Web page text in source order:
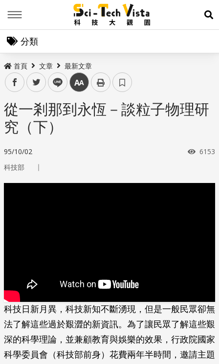
展
分類
首頁 文章 最新文章
facebooktwitter line 中
從一剎那到永恆－談粒子物理研
究（下）
95/10/02 瀏覽
6153
科技部 ｜
科技日新月異，科技新知不斷湧現，但是一般民眾卻無
法了解這些過於艱澀的新資訊。為了讓民眾了解這些艱
深的科學理論，並兼顧教育與娛樂的效果，行政院國家
科學委員會（科技部前身）花費兩年半時間，邀請主題